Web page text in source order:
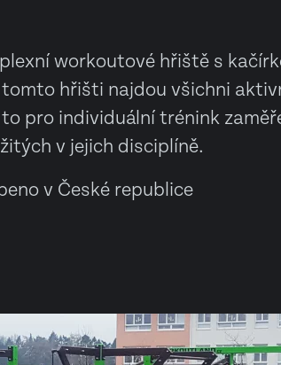
workoutové hřiště s
hřišti najdou všichni
pro individuální trénink
v jejich disciplíně.
v České republice